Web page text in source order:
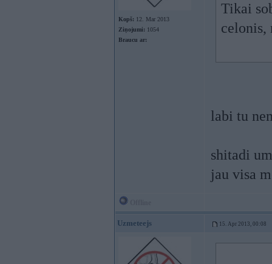
Kopš: 12. Mar 2013
Ziņojumi: 1054
Braucu ar:
Tikai
celonis,
labi tu
shitadi
jau visa
Uzmeteejs 15. Apr 2013, 00:08